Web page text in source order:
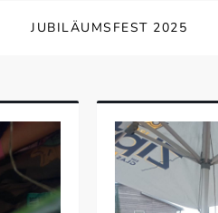
JUBILÄUMSFEST 2025